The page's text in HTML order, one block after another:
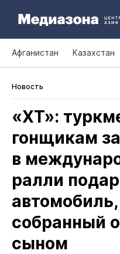
Афганистан Казахстан
Новость
«ХТ»:
гонщикам
в
ралли
автомобиль,
собранный
сыном